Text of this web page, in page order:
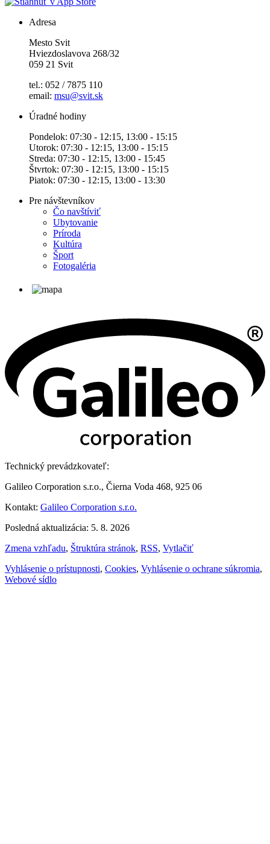
Adresa
Mesto Svit
Hviezdoslavova 268/32
059 21 Svit
tel.: 052 / 7875 110
email: msu@svit.sk
Úradné hodiny
Pondelok: 07:30 - 12:15, 13:00 - 15:15
Utorok: 07:30 - 12:15, 13:00 - 15:15
Streda: 07:30 - 12:15, 13:00 - 15:45
Štvrtok: 07:30 - 12:15, 13:00 - 15:15
Piatok: 07:30 - 12:15, 13:00 - 13:30
Pre návštevníkov
Čo navštíviť
Ubytovanie
Príroda
Kultúra
Šport
Fotogaléria
Technický prevádzkovateľ:
Galileo Corporation s.r.o., Čierna Voda 468, 925 06
Kontakt: Galileo Corporation s.r.o.
Posledná aktualizácia: 5. 8. 2026
Zmena vzhľadu, Štruktúra stránok, RSS, Vytlačiť
Vyhlásenie o prístupnosti, Cookies, Vyhlásenie o ochrane súkromia,
Webové sídlo